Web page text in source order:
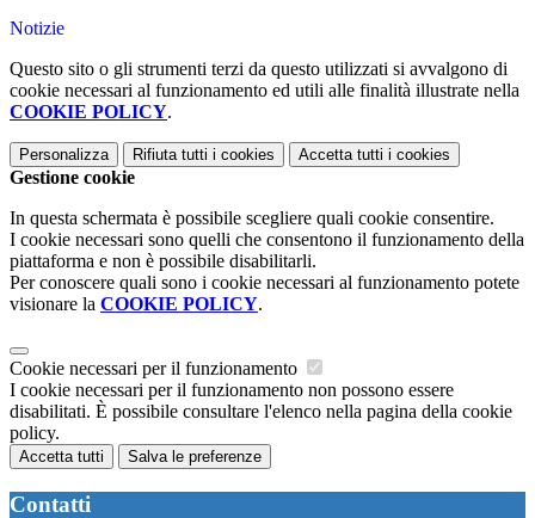
Notizie
Questo sito o gli strumenti terzi da questo utilizzati si avvalgono di
cookie necessari al funzionamento ed utili alle finalità illustrate nella
COOKIE POLICY.
Personalizza Rifiuta tutti i cookies Accetta tutti i cookies
Gestione cookie
In questa schermata è possibile scegliere quali cookie consentire.
I cookie necessari sono quelli che consentono il funzionamento della
piattaforma e non è possibile disabilitarli.
Per conoscere quali sono i cookie necessari al funzionamento potete
visionare la COOKIE POLICY.
Cookie necessari per il funzionamento
I cookie necessari per il funzionamento non possono essere
disabilitati. È possibile consultare l'elenco nella pagina della cookie
policy.
Accetta tutti Salva le preferenze
Contatti